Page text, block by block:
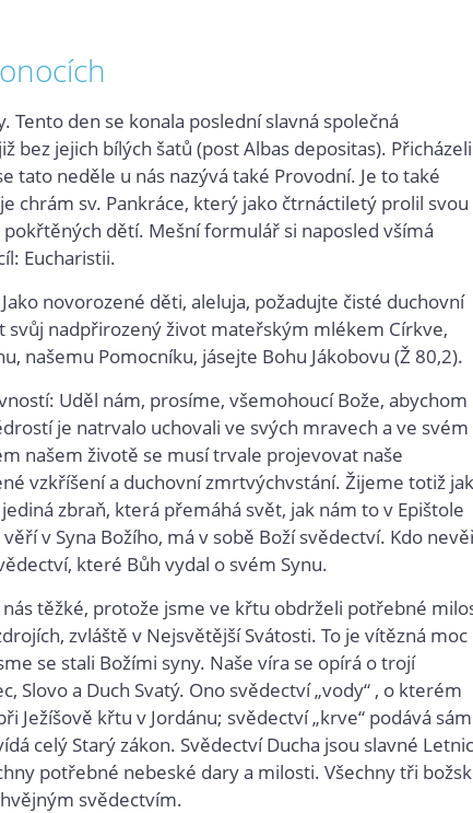
den se konala poslední slavná společná
bez jejich bílých šatů (post Albas depositas). Přicházeli
tato neděle u nás nazývá také Provodní. Je to také
chrám sv. Pankráce, který jako čtrnáctiletý prolil svou
dětí. Mešní formulář si naposled všímá
Eucharistii.
novorozené děti, aleluja, požadujte čisté duchovní
svůj nadpřirozený život mateřským mlékem Církve,
našemu Pomocníku, jásejte Bohu Jákobovu (Ž 80,2).
Uděl nám, prosíme, všemohoucí Bože, abychom
je natrvalo uchovali ve svých mravech a ve svém
našem životě se musí trvale projevovat naše
vzkříšení a duchovní zmrtvýchvstání. Žijeme totiž
zbraň, která přemáhá svět, jak nám to v Epištole
v Syna Božího, má v sobě Boží svědectví. Kdo
které Bůh vydal o svém Synu.
těžké, protože jsme ve křtu obdrželi potřebné
zvláště v Nejsvětější Svátosti. To je vítězná moc
se stali Božími syny. Naše víra se opírá o trojí
Slovo a Duch Svatý. Ono svědectví „vody“ , o kterém
Ježíšově křtu v Jordánu; svědectví „krve“ podává sám
celý Starý zákon. Svědectví Ducha jsou slavné
potřebné nebeské dary a milosti. Všechny tři
svědectvím.